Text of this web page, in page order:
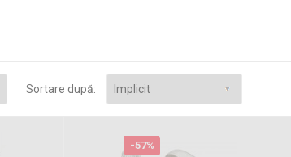
Sortare după:
-57%